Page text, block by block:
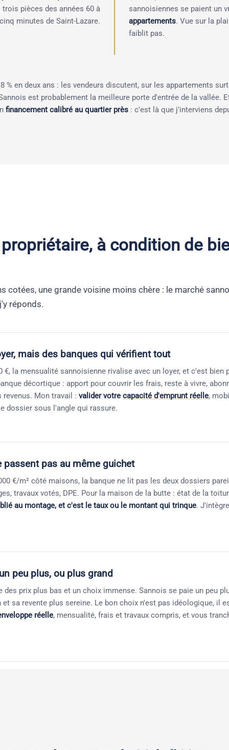
pièces des années 60 à
minutes de Saint-Lazare.
sannoisiennes se paient un
appartements. Vue sur la
faiblit pas.
% en deux ans : les vendeurs discutent, sur les appartements
est probablement la meilleure porte d'entrée de la vallée.
financement calibré au quartier près: c'est là que j'interviens
à condition de
cotées, une grande voisine moins chère : le marché
réponds.
mais des banques qui vérifient tout
€, la mensualité sannoisienne rivalise avec un loyer, et c'est bien
décortique : apport pour couvrir les frais, reste à vivre,
Mon travail : valider votre capacité d'emprunt réelle,
dossier sous l'angle qui rassure.
pas au même guichet
€/m² côté maisons, la banque ne lit pas les deux dossiers
travaux votés, DPE. Pour la maison de la butte : état de la
au montage, et c'est le taux ou le montant qui trinque.
peu plus, ou plus grand
prix plus bas et un choix immense. Sannois se paie un peu
sa revente plus sereine. Le bon choix n'est pas idéologique, il
réelle, mensualité, frais et travaux compris, et vous